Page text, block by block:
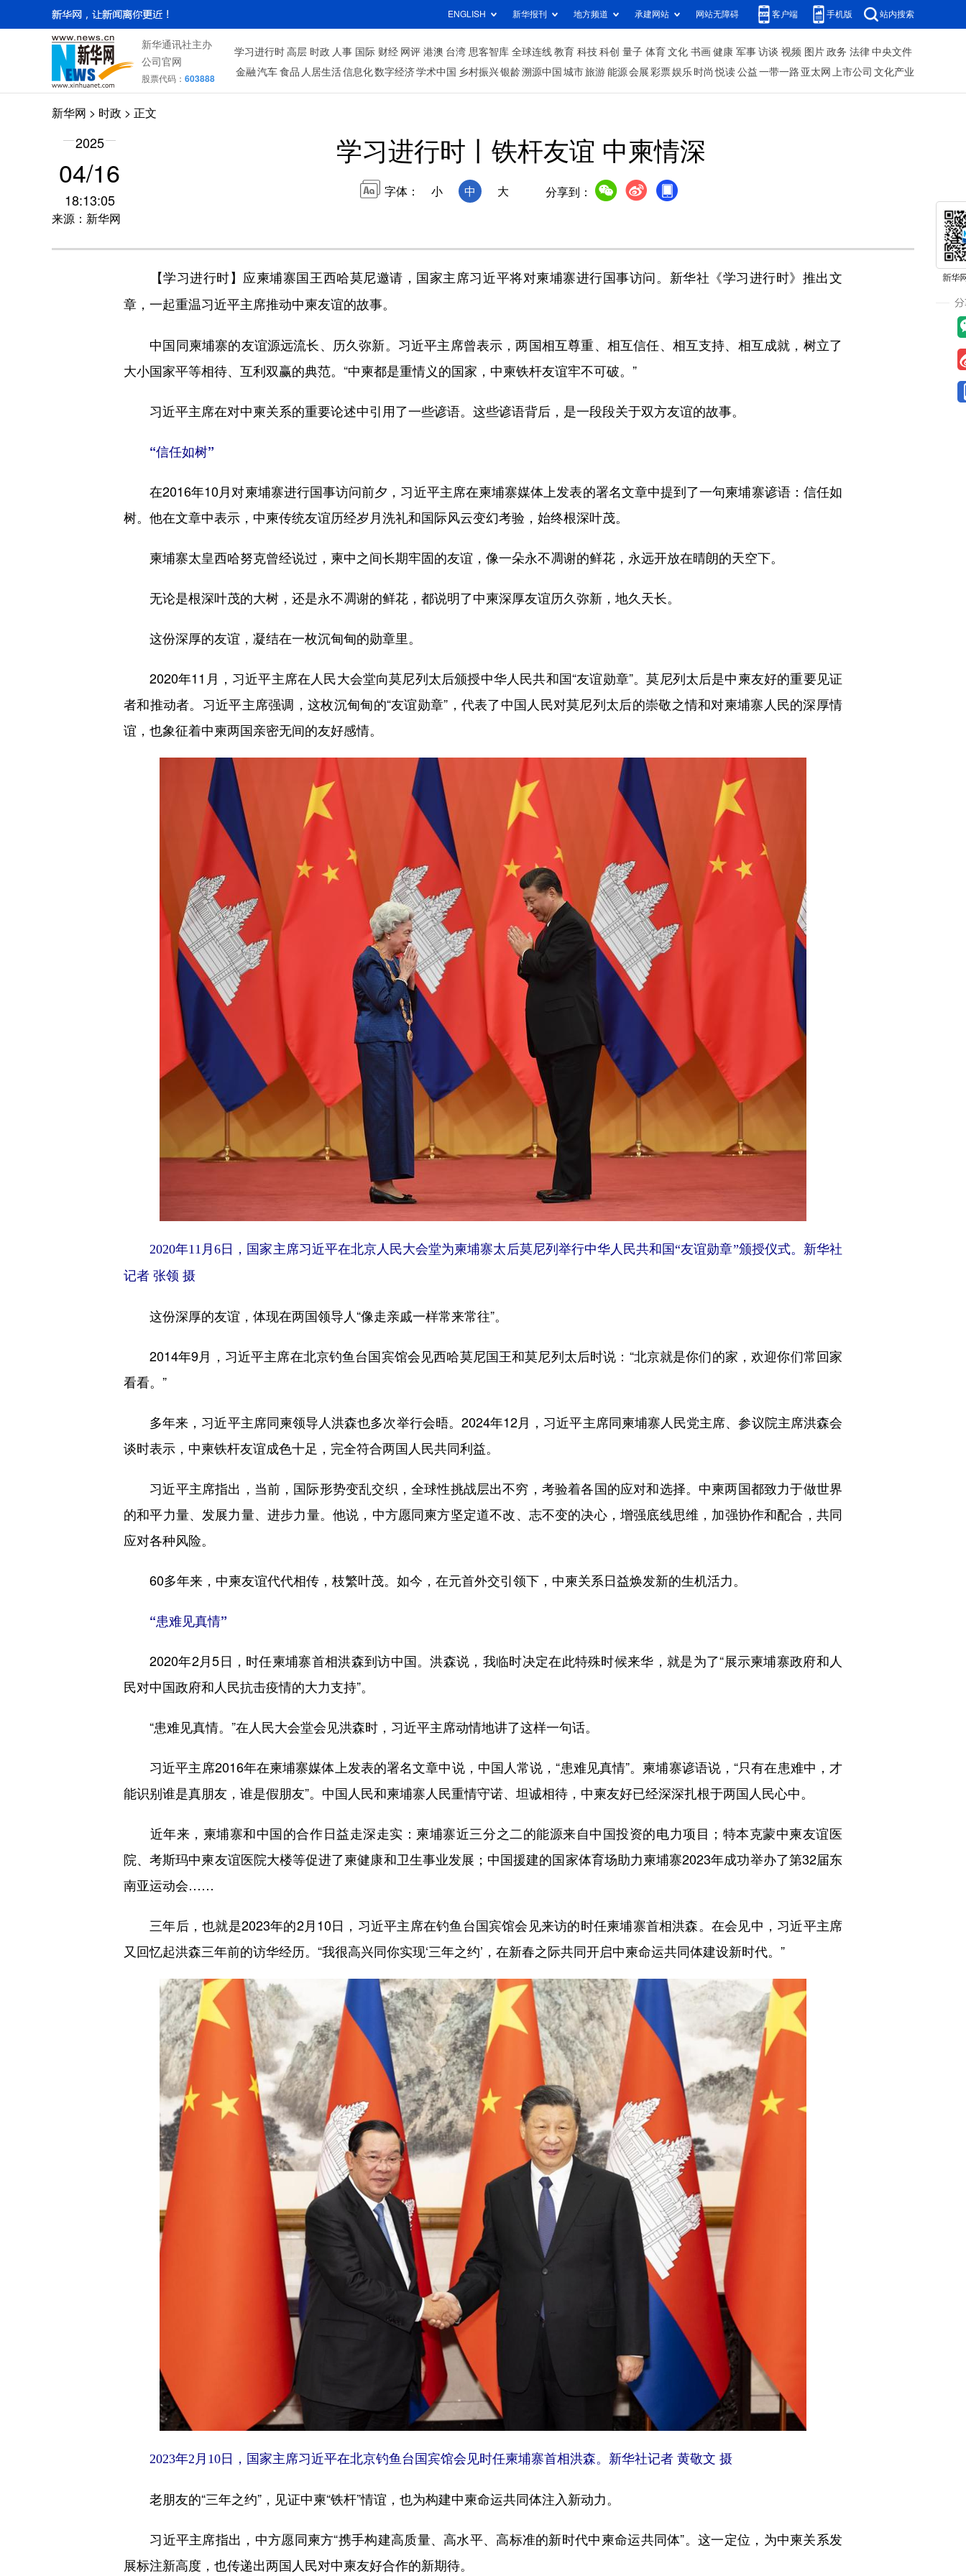
ENGLISH 新华报刊 地方频道 承建网站 网站无障碍 客户端 手机版 站内搜索
新华通讯社主办
公司官网
股票代码： 603888
学习进行时 高层 时政 人事 国际 财经 网评 港澳 台湾 思客智库 全球连线 教育 科技 科创 量子 体育 文化 书画 健康 军事 访谈 视频 图片 政务 法律 中央文件
金融 汽车 食品 人居生活信息化数字经济学术中国 乡村振兴银龄溯源中国 城市旅游 能源 会展 彩票娱乐 时尚 悦读 公益 一带一路 亚太网 上市公司 文化产业
新华网 > 时政 > 正文
2025
04/16
18:13:05
来源：新华网
学习进行时丨铁杆友谊 中柬情深
字体： 小 中 大 分享到：
【学习进行时】应柬埔寨国王西哈莫尼邀请，国家主席习近平将对柬埔寨进行国事访问。新华社《学习进行时》推出文
章，一起重温习近平主席推动中柬友谊的故事。
中国同柬埔寨的友谊源远流长、历久弥新。习近平主席曾表示，两国相互尊重、相互信任、相互支持、相互成就，树立了
大小国家平等相待、互利双赢的典范。“中柬都是重情义的国家，中柬铁杆友谊牢不可破。”
习近平主席在对中柬关系的重要论述中引用了一些谚语。这些谚语背后，是一段段关于双方友谊的故事。
“信任如树”
在2016年10月对柬埔寨进行国事访问前夕，习近平主席在柬埔寨媒体上发表的署名文章中提到了一句柬埔寨谚语：信任如
树。他在文章中表示，中柬传统友谊历经岁月洗礼和国际风云变幻考验，始终根深叶茂。
柬埔寨太皇西哈努克曾经说过，柬中之间长期牢固的友谊，像一朵永不凋谢的鲜花，永远开放在晴朗的天空下。
无论是根深叶茂的大树，还是永不凋谢的鲜花，都说明了中柬深厚友谊历久弥新，地久天长。
这份深厚的友谊，凝结在一枚沉甸甸的勋章里。
2020年11月，习近平主席在人民大会堂向莫尼列太后颁授中华人民共和国“友谊勋章”。莫尼列太后是中柬友好的重要见证
者和推动者。习近平主席强调，这枚沉甸甸的“友谊勋章”，代表了中国人民对莫尼列太后的崇敬之情和对柬埔寨人民的深厚情
谊，也象征着中柬两国亲密无间的友好感情。
2020年11月6日，国家主席习近平在北京人民大会堂为柬埔寨太后莫尼列举行中华人民共和国“友谊勋章”颁授仪式。新华社
记者 张领 摄
这份深厚的友谊，体现在两国领导人“像走亲戚一样常来常往”。
2014年9月，习近平主席在北京钓鱼台国宾馆会见西哈莫尼国王和莫尼列太后时说：“北京就是你们的家，欢迎你们常回家
看看。”
多年来，习近平主席同柬领导人洪森也多次举行会晤。2024年12月，习近平主席同柬埔寨人民党主席、参议院主席洪森会
谈时表示，中柬铁杆友谊成色十足，完全符合两国人民共同利益。
习近平主席指出，当前，国际形势变乱交织，全球性挑战层出不穷，考验着各国的应对和选择。中柬两国都致力于做世界
的和平力量、发展力量、进步力量。他说，中方愿同柬方坚定道不改、志不变的决心，增强底线思维，加强协作和配合，共同
应对各种风险。
60多年来，中柬友谊代代相传，枝繁叶茂。如今，在元首外交引领下，中柬关系日益焕发新的生机活力。
“患难见真情”
2020年2月5日，时任柬埔寨首相洪森到访中国。洪森说，我临时决定在此特殊时候来华，就是为了“展示柬埔寨政府和人
民对中国政府和人民抗击疫情的大力支持”。
“患难见真情。”在人民大会堂会见洪森时，习近平主席动情地讲了这样一句话。
习近平主席2016年在柬埔寨媒体上发表的署名文章中说，中国人常说，“患难见真情”。柬埔寨谚语说，“只有在患难中，才
能识别谁是真朋友，谁是假朋友”。中国人民和柬埔寨人民重情守诺、坦诚相待，中柬友好已经深深扎根于两国人民心中。
近年来，柬埔寨和中国的合作日益走深走实：柬埔寨近三分之二的能源来自中国投资的电力项目；特本克蒙中柬友谊医
院、考斯玛中柬友谊医院大楼等促进了柬健康和卫生事业发展；中国援建的国家体育场助力柬埔寨2023年成功举办了第32届东
南亚运动会……
三年后，也就是2023年的2月10日，习近平主席在钓鱼台国宾馆会见来访的时任柬埔寨首相洪森。在会见中，习近平主席
又回忆起洪森三年前的访华经历。“我很高兴同你实现‘三年之约’，在新春之际共同开启中柬命运共同体建设新时代。”
2023年2月10日，国家主席习近平在北京钓鱼台国宾馆会见时任柬埔寨首相洪森。新华社记者 黄敬文 摄
老朋友的“三年之约”，见证中柬“铁杆”情谊，也为构建中柬命运共同体注入新动力。
习近平主席指出，中方愿同柬方“携手构建高质量、高水平、高标准的新时代中柬命运共同体”。这一定位，为中柬关系发
展标注新高度，也传递出两国人民对中柬友好合作的新期待。